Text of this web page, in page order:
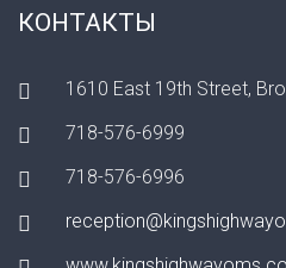
КОНТАКТЫ
1610 East 19th Street,
718-576-6999
718-576-6996